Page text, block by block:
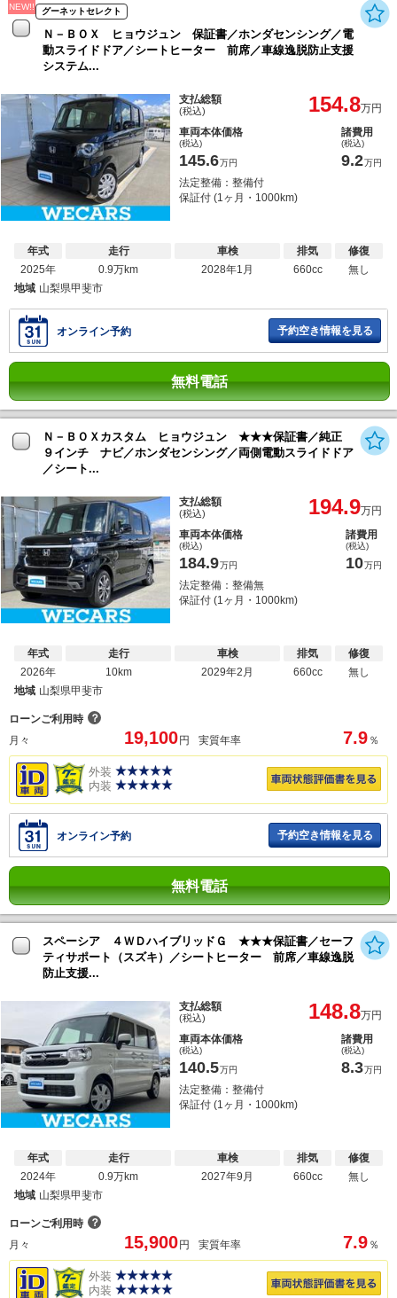
NEW!! グーネットセレクト
Ｎ－ＢＯＸ ヒョウジュン 保証書／ホンダセンシング／電
動スライドドア／シートヒーター 前席／車線逸脱防止支援
システム...
支払総額
(税込) 154.8万円
車両本体価格
(税込)
145.6万円
諸費用
(税込)
9.2万円
法定整備：整備付
保証付 (1ヶ月・1000km)
年式
2025年
走行
0.9万km
車検
2028年1月
排気
660cc
修復
無し
地域 山梨県甲斐市
オンライン予約 予約空き情報を見る
無料電話
Ｎ－ＢＯＸカスタム ヒョウジュン ★★★保証書／純正
９インチ ナビ／ホンダセンシング／両側電動スライドドア
／シート...
支払総額
(税込) 194.9万円
車両本体価格
(税込)
184.9万円
諸費用
(税込)
10万円
法定整備：整備無
保証付 (1ヶ月・1000km)
年式
2026年
走行
10km
車検
2029年2月
排気
660cc
修復
無し
地域 山梨県甲斐市
ローンご利用時 ？
月々
19,100円 実質年率 7.9 ％
外装
内装
オンライン予約 予約空き情報を見る
無料電話
スペーシア ４ＷＤハイブリッドＧ ★★★保証書／セーフ
ティサポート（スズキ）／シートヒーター 前席／車線逸脱
防止支援...
支払総額
(税込) 148.8万円
車両本体価格
(税込)
140.5万円
諸費用
(税込)
8.3万円
法定整備：整備付
保証付 (1ヶ月・1000km)
年式
2024年
走行
0.9万km
車検
2027年9月
排気
660cc
修復
無し
地域 山梨県甲斐市
ローンご利用時 ？
月々
15,900円 実質年率 7.9 ％
外装
内装